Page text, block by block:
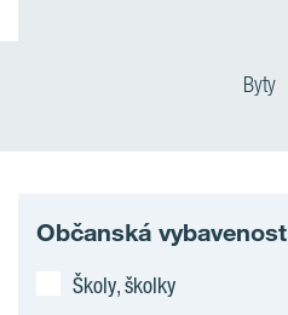
Byty
Občanská vybavenost
Školy, školky